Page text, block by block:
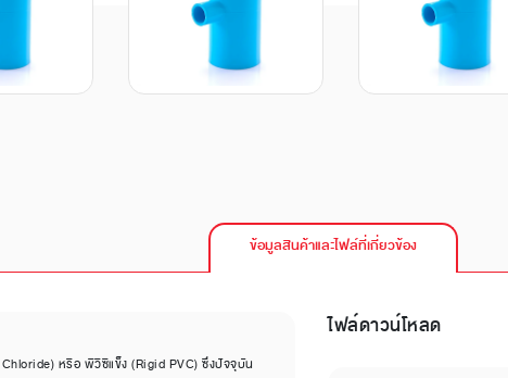
ข้อมูลสินค้าและไฟล์ที่เกี่ยวข้อง
หรือ พีวีซีแข็ง (Rigid PVC) ซึ่งปัจจุบัน
ไฟล์ดาวน์โหลด